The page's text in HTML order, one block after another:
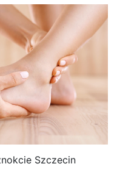
Szczecin